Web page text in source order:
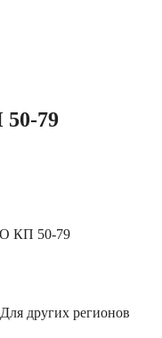
79
КП 50-79
других регионов